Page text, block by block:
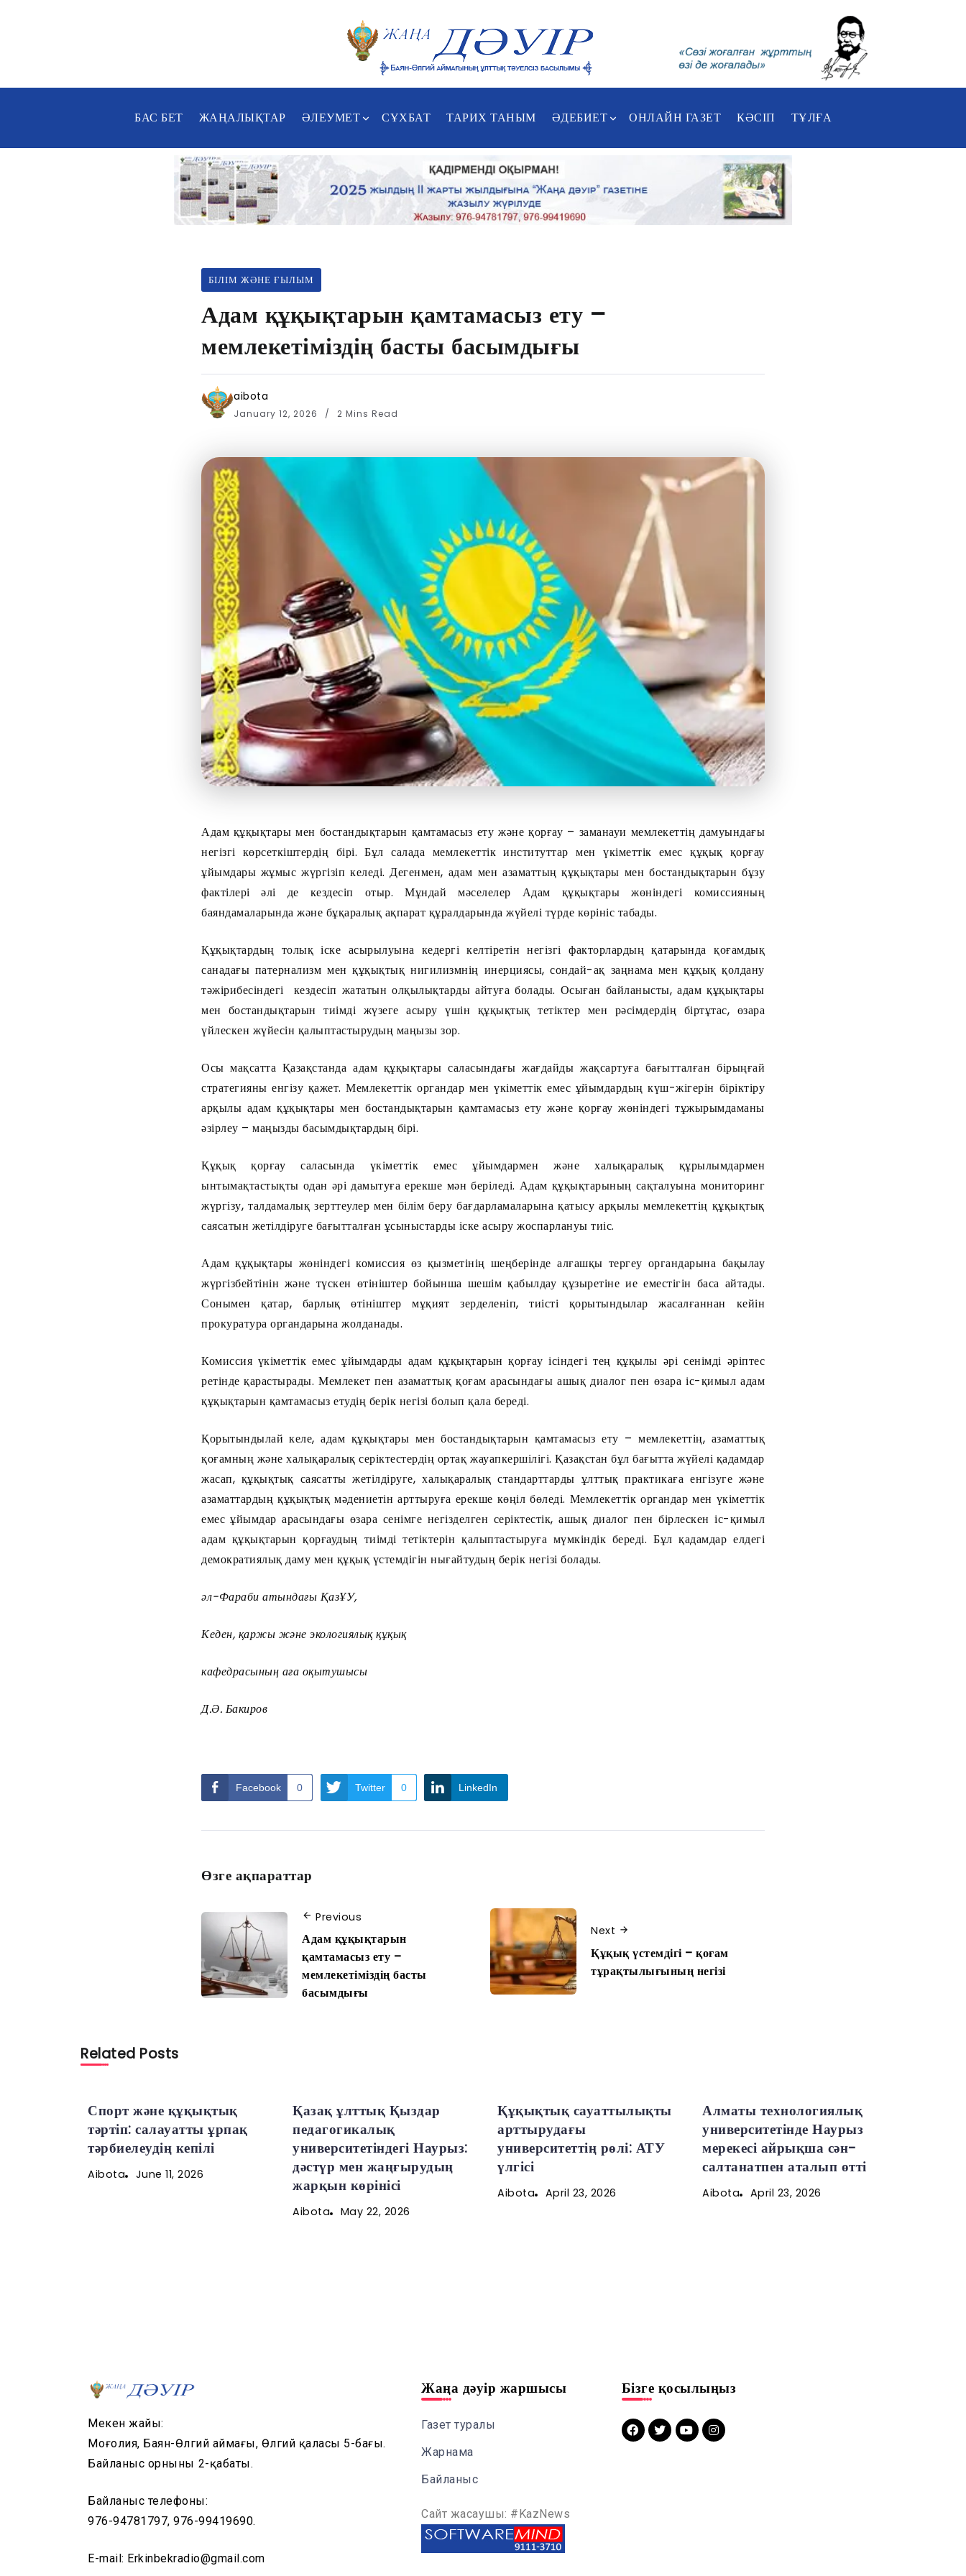
БАС БЕТ ЖАҢАЛЫҚТАР ӘЛЕУМЕТ СҰХБАТ ТАРИХ ТАНЫМ ӘДЕБИЕТ ОНЛАЙН ГАЗЕТ КӘСІП ТҰЛҒА
БІЛІМ ЖӘНЕ ҒЫЛЫМ
Адам құқықтарын қамтамасыз ету –
мемлекетіміздің басты басымдығы
aibota
January 12, 2026 2 Mins Read
Адам құқықтары мен бостандықтарын қамтамасыз ету және қорғау – заманауи мемлекеттің дамуындағы
негізгі көрсеткіштердің бірі. Бұл салада мемлекеттік институттар мен үкіметтік емес құқық қорғау
ұйымдары жұмыс жүргізіп келеді. Дегенмен, адам мен азаматтың құқықтары мен бостандықтарын бұзу
фактілері әлі де кездесіп отыр. Мұндай мәселелер Адам құқықтары жөніндегі комиссияның
баяндамаларында және бұқаралық ақпарат құралдарында жүйелі түрде көрініс табады.
Құқықтардың толық іске асырылуына кедергі келтіретін негізгі факторлардың қатарында қоғамдық
санадағы патернализм мен құқықтық нигилизмнің инерциясы, сондай-ақ заңнама мен құқық қолдану
тәжірибесіндегі кездесіп жататын олқылықтарды айтуға болады. Осыған байланысты, адам құқықтары
мен бостандықтарын тиімді жүзеге асыру үшін құқықтық тетіктер мен рәсімдердің біртұтас, өзара
үйлескен жүйесін қалыптастырудың маңызы зор.
Осы мақсатта Қазақстанда адам құқықтары саласындағы жағдайды жақсартуға бағытталған бірыңғай
стратегияны енгізу қажет. Мемлекеттік органдар мен үкіметтік емес ұйымдардың күш-жігерін біріктіру
арқылы адам құқықтары мен бостандықтарын қамтамасыз ету және қорғау жөніндегі тұжырымдаманы
әзірлеу – маңызды басымдықтардың бірі.
Құқық қорғау саласында үкіметтік емес ұйымдармен және халықаралық құрылымдармен
ынтымақтастықты одан әрі дамытуға ерекше мән беріледі. Адам құқықтарының сақталуына мониторинг
жүргізу, талдамалық зерттеулер мен білім беру бағдарламаларына қатысу арқылы мемлекеттің құқықтық
саясатын жетілдіруге бағытталған ұсыныстарды іске асыру жоспарлануы тиіс.
Адам құқықтары жөніндегі комиссия өз қызметінің шеңберінде алғашқы тергеу органдарына бақылау
жүргізбейтінін және түскен өтініштер бойынша шешім қабылдау құзыретіне ие еместігін баса айтады.
Сонымен қатар, барлық өтініштер мұқият зерделеніп, тиісті қорытындылар жасалғаннан кейін
прокуратура органдарына жолданады.
Комиссия үкіметтік емес ұйымдарды адам құқықтарын қорғау ісіндегі тең құқылы әрі сенімді әріптес
ретінде қарастырады. Мемлекет пен азаматтық қоғам арасындағы ашық диалог пен өзара іс-қимыл адам
құқықтарын қамтамасыз етудің берік негізі болып қала береді.
Қорытындылай келе, адам құқықтары мен бостандықтарын қамтамасыз ету – мемлекеттің, азаматтық
қоғамның және халықаралық серіктестердің ортақ жауапкершілігі. Қазақстан бұл бағытта жүйелі қадамдар
жасап, құқықтық саясатты жетілдіруге, халықаралық стандарттарды ұлттық практикаға енгізуге және
азаматтардың құқықтық мәдениетін арттыруға ерекше көңіл бөледі. Мемлекеттік органдар мен үкіметтік
емес ұйымдар арасындағы өзара сенімге негізделген серіктестік, ашық диалог пен бірлескен іс-қимыл
адам құқықтарын қорғаудың тиімді тетіктерін қалыптастыруға мүмкіндік береді. Бұл қадамдар елдегі
демократиялық даму мен құқық үстемдігін нығайтудың берік негізі болады.
әл-Фараби атындағы ҚазҰУ,
Кеден, қаржы және экологиялық құқық
кафедрасының аға оқытушысы
Д.Ә. Бакиров
Facebook 0 Twitter 0 LinkedIn
Өзге ақпараттар
Previous
Адам құқықтарын
қамтамасыз ету –
мемлекетіміздің басты
басымдығы
Next
Құқық үстемдігі – қоғам
тұрақтылығының негізі
Related Posts
Спорт және құқықтық
тәртіп: салауатты ұрпақ
тәрбиелеудің кепілі
Aibota June 11, 2026
Қазақ ұлттық Қыздар
педагогикалық
университетіндегі Наурыз:
дәстүр мен жаңғырудың
жарқын көрінісі
Aibota May 22, 2026
Құқықтық сауаттылықты
арттырудағы
университеттің рөлі: АТУ
үлгісі
Aibota April 23, 2026
Алматы технологиялық
университетінде Наурыз
мерекесі айрықша сән-
салтанатпен аталып өтті
Aibota April 23, 2026
Мекен жайы:
Моңғолия, Баян-Өлгий аймағы, Өлгий қаласы 5-бағы.
Байланыс орнының 2-қабаты.
Байланыс телефоны:
976-94781797, 976-99419690.
E-mail: Erkinbekradio@gmail.com
Жаңа дәуір жаршысы
Газет туралы
Жарнама
Байланыс
Сайт жасаушы: #KazNews
Бізге қосылыңыз